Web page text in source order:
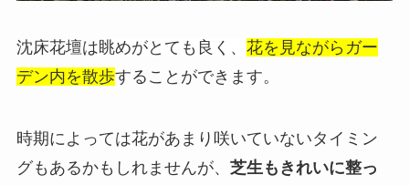
沈床花壇は眺めがとても良く、 花を見ながらガー
デン内を散歩することができます。
時期によっては花があまり咲いていないタイミン
グもあるかもしれませんが、 芝生もきれいに整っ